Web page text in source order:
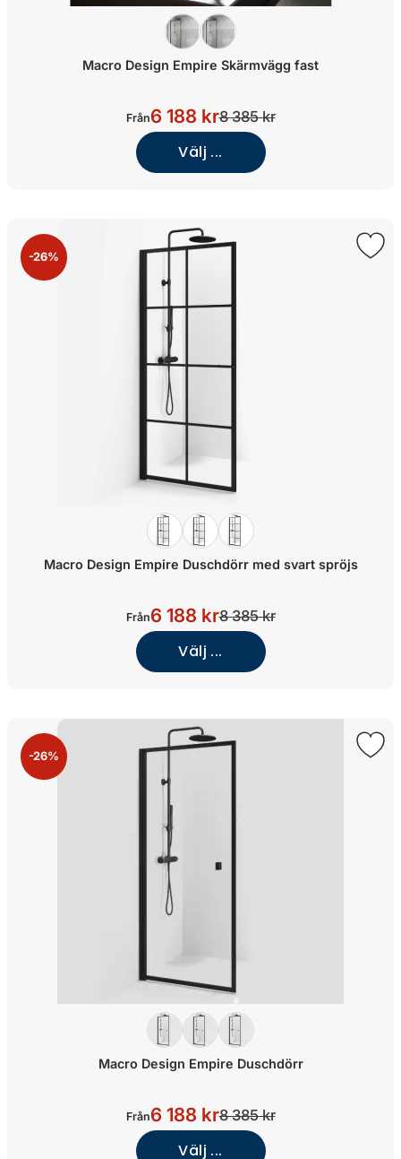
Macro Design Empire Skärmvägg fast
Från6 188 kr8 385 kr
Välj ...
-26%
Macro Design Empire Duschdörr med svart spröjs
Från6 188 kr8 385 kr
Välj ...
-26%
Macro Design Empire Duschdörr
Från6 188 kr8 385 kr
Välj ...